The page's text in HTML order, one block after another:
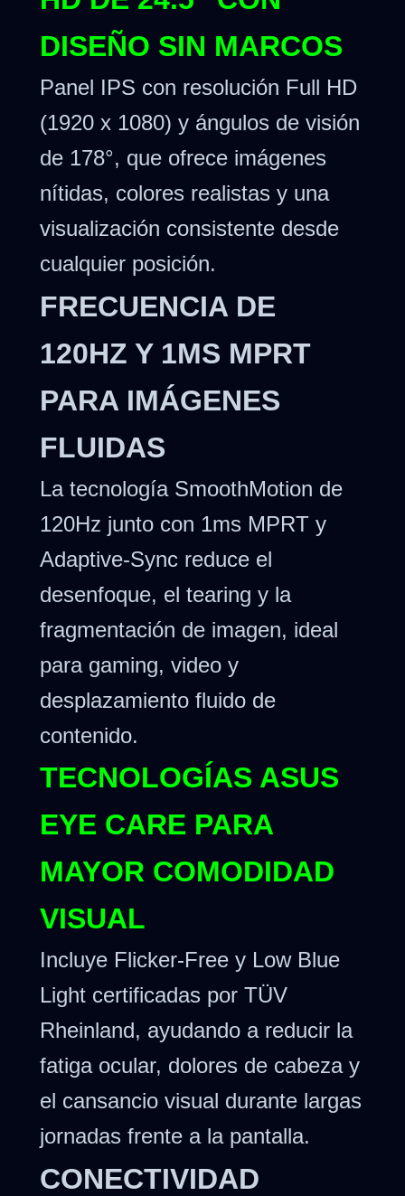
DISEÑO SIN MARCOS
Panel IPS con resolución Full HD
(1920 x 1080) y ángulos de visión
de 178°, que ofrece imágenes
nítidas, colores realistas y una
visualización consistente desde
cualquier posición.
FRECUENCIA DE
120HZ Y 1MS MPRT
PARA IMÁGENES
FLUIDAS
La tecnología SmoothMotion de
120Hz junto con 1ms MPRT y
Adaptive-Sync reduce el
desenfoque, el tearing y la
fragmentación de imagen, ideal
para gaming, video y
desplazamiento fluido de
contenido.
TECNOLOGÍAS ASUS
EYE CARE PARA
MAYOR COMODIDAD
VISUAL
Incluye Flicker-Free y Low Blue
Light certificadas por TÜV
Rheinland, ayudando a reducir la
fatiga ocular, dolores de cabeza y
el cansancio visual durante largas
jornadas frente a la pantalla.
CONECTIVIDAD